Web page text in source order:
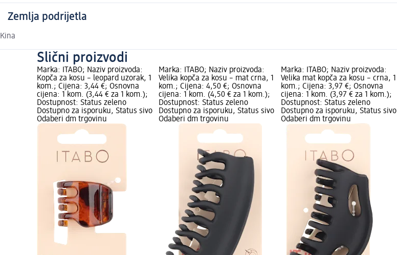
Zemlja podrijetla
Kina
Slični proizvodi
Marka: ITABO; Naziv proizvoda:
Kopča za kosu – leopard uzorak, 1
kom.; Cijena: 3,44 €; Osnovna
cijena: 1 kom. (3,44 € za 1 kom.);
Dostupnost: Status zeleno
Dostupno za isporuku, Status sivo
Odaberi dm trgovinu
Marka: ITABO; Naziv proizvoda:
Velika kopča za kosu – mat crna, 1
kom.; Cijena: 4,50 €; Osnovna
cijena: 1 kom. (4,50 € za 1 kom.);
Dostupnost: Status zeleno
Dostupno za isporuku, Status sivo
Odaberi dm trgovinu
Marka: ITABO; Naziv proizvoda:
Velika mat kopča za kosu – crna, 1
kom.; Cijena: 3,97 €; Osnovna
cijena: 1 kom. (3,97 € za 1 kom.);
Dostupnost: Status zeleno
Dostupno za isporuku, Status sivo
Odaberi dm trgovinu